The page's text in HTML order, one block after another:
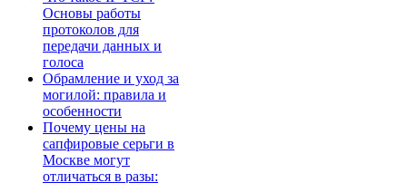
Основы работы
протоколов для
передачи данных и
голоса
Обрамление и уход за
могилой: правила и
особенности
Почему цены на
сапфировые серьги в
Москве могут
отличаться в разы: